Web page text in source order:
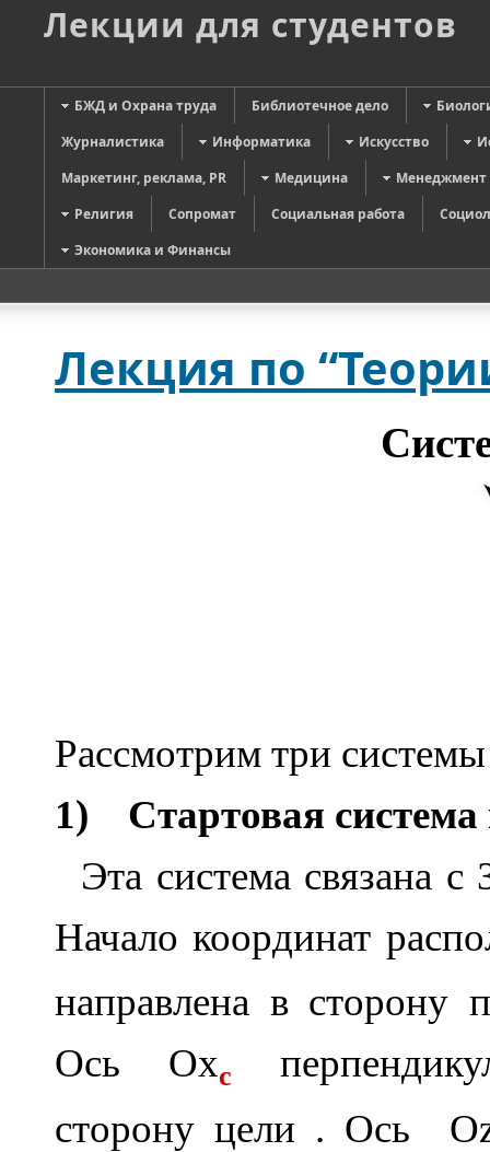
Лекции для студентов
БЖД и Охрана труда Библиотечное дело
Журналистика
Информатика Искусство
Маркетинг, реклама, PR
Медицина
Менеджмент
Религия
Сопромат Социальная работа
Экономика и Финансы
Лекция по
Рассмотрим три
1)
Стартовая
Эта система связана
Начало координат
направлена в сторону
Ось Oxc
сторону цели . Ось